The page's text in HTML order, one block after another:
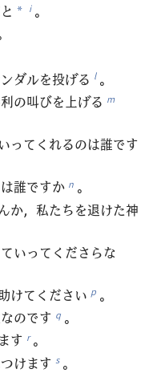
* i 。
ダルを投げる l 。
の叫びを上げる m
ってくれるのは誰です
誰ですか n 。
か，私たちを退けた神
いってくださらな
けてください p 。
のです q 。
す r 。
けます s 。